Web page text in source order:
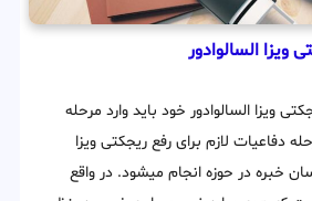
ویزا السالوادور
ویزا السالوادور خود باید وارد مرحله
دفاعیات لازم برای رفع ریجکتی ویزا
خبره در حوزه انجام میشود. در واقع